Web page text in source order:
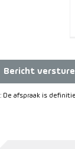
Bericht
De afspraak is